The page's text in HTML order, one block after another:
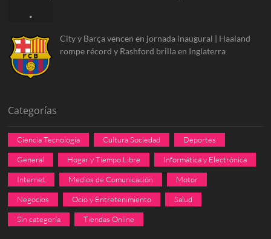
City y Barça vencen en jornada inaugural | Haaland
rompe récord y Rashford brilla en Inglaterra
Categorías
Ciencia Tecnología Cultura Sociedad Deportes
General Hogar y Tiempo Libre Informática y Electrónica
Internet Medios de Comunicación Motor
Negocios Ocio y Entretenimiento Salud
Sin categoría Tiendas Online